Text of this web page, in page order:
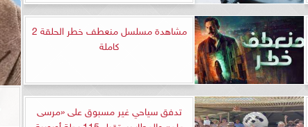
مشاهدة مسلسل منعطف خطر الحلقة 2
كاملة
تدفق سياحي غير مسبوق على «مرسى